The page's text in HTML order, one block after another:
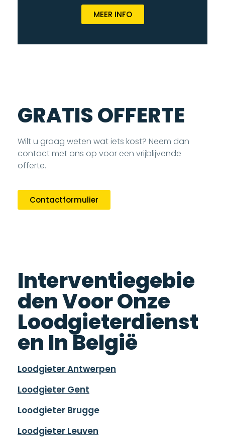
MEER INFO
GRATIS OFFERTE
Wilt u graag weten wat iets kost? Neem dan
contact met ons op voor een vrijblijvende
offerte.
Contactformulier
Interventiegebie
den Voor Onze
Loodgieterdienst
en In België
Loodgieter Antwerpen
Loodgieter Gent
Loodgieter Brugge
Loodgieter Leuven